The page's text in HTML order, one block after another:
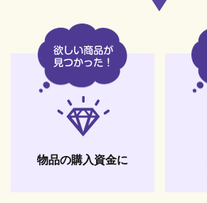
物品の購入資金に